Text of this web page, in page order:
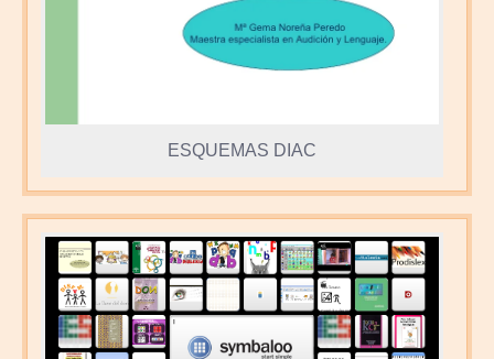
ESQUEMAS DIAC